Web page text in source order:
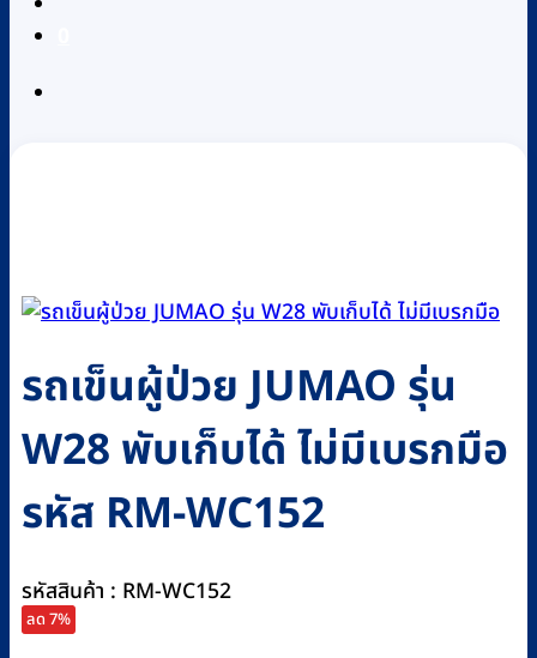
รถเข็นผู้ป่วย JUMAO รุ่น
W28 พับเก็บได้ ไม่มีเบรกมือ
รหัส RM-WC152
รหัสสินค้า : RM-WC152
ลด 7%